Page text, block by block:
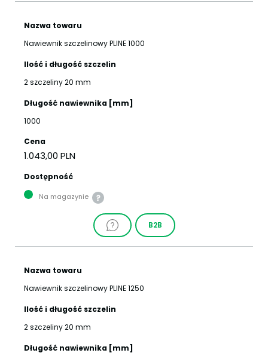
Nazwa towaru
Nawiewnik szczelinowy PLINE 1000
Ilość i długość szczelin
2 szczeliny 20 mm
Długość nawiewnika [mm]
1000
Cena
1.043,00 PLN
Dostępność
Na magazynie
B2B
Nazwa towaru
Nawiewnik szczelinowy PLINE 1250
Ilość i długość szczelin
2 szczeliny 20 mm
Długość nawiewnika [mm]